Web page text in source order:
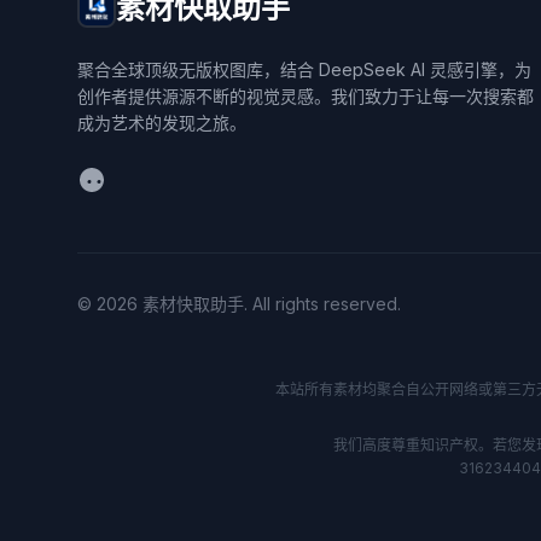
素材快取助手
聚合全球顶级无版权图库，结合 DeepSeek AI 灵感引擎，为
创作者提供源源不断的视觉灵感。我们致力于让每一次搜索都
成为艺术的发现之旅。
WeChat
© 2026 素材快取助手. All rights reserved.
本站所有素材均聚合自公开网络或第三
我们高度尊重知识产权。若您